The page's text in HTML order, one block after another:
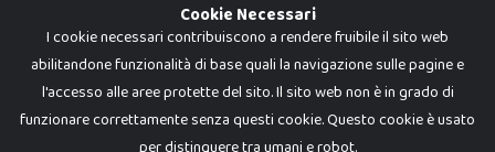
Cookie Necessari
I cookie necessari contribuiscono a rendere fruibile il sito web
abilitandone funzionalità di base quali la navigazione sulle pagine e
l'accesso alle aree protette del sito. Il sito web non è in grado di
funzionare correttamente senza questi cookie. Questo cookie è usato